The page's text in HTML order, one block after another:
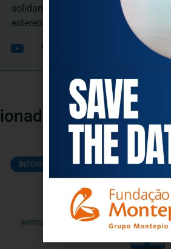
solidariedade intergeracional, e de
estereótipos negativos relativamente
INFORMAÇÕES ÚTEIS